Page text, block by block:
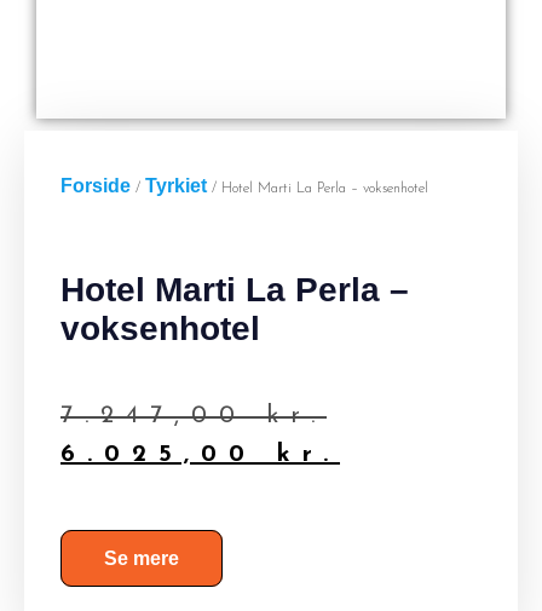
Forside / Tyrkiet/ Hotel Marti La Perla – voksenhotel
Hotel Marti La Perla –
voksenhotel
7.247,00kr.
6.025,00 kr.
Se mere